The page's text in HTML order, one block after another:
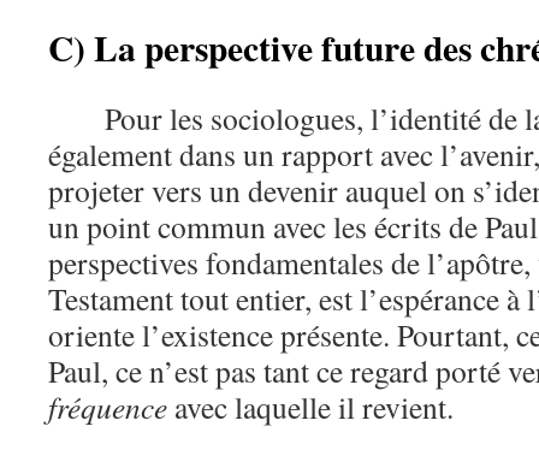
C) La perspective future des
Pour les sociologues, l’identité de
également dans un rapport avec
projeter vers un devenir auquel on
un point commun avec les écrits de
perspectives fondamentales de
Testament tout entier, est l’espérance à
oriente l’existence présente. Pourtant,
Paul, ce n’est pas tant ce regard porté
fréquence avec laquelle il revient.